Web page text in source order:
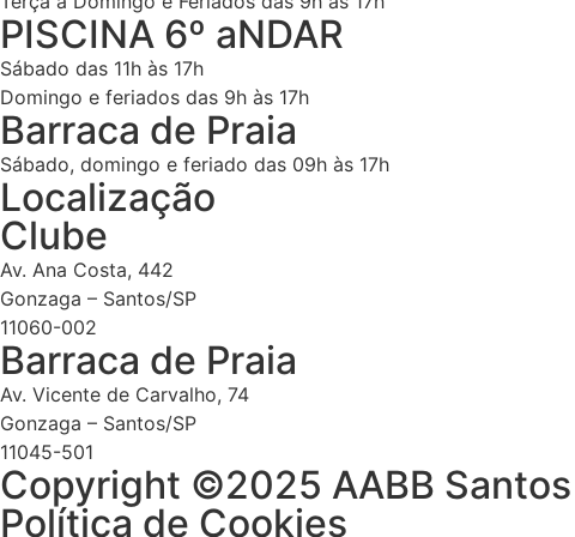
PISCINA 6º aNDAR
Sábado das 11h às 17h
Domingo e feriados das 9h às 17h
Barraca de Praia
Sábado, domingo e feriado das 09h às 17h
Localização
Clube
Av. Ana Costa, 442
Gonzaga – Santos/SP
11060-002
Barraca de Praia
Av. Vicente de Carvalho, 74
Gonzaga – Santos/SP
11045-501
Copyright ©2025 AABB
Política de Cookies